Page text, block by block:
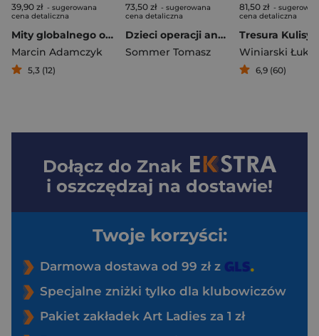
39,90 zł - sugerowana
cena detaliczna
Mity globalnego ocieplenia
Marcin Adamczyk
5,3 (12)
73,50 zł - sugerowana
cena detaliczna
Dzieci operacji antypolskiej mówią
Sommer Tomasz
81,50 zł -
cena detaliczna
6,9 (60)
Dołącz do Znak
i oszczędzaj na dostawie!
Twoje korzyści:
Darmowa dostawa od 99 zł z
Specjalne zniżki tylko dla klubowiczów
Pakiet zakładek Art Ladies za 1 zł